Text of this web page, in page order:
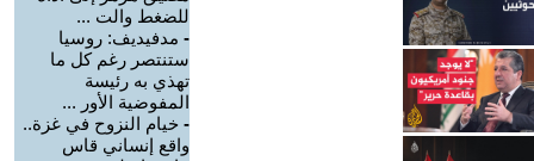
للضغط والت ...
- مدفيديف: روسيا
ستنتصر رغم كل ما
تهذي به رئيسة
المفوضية الأور ...
- خيام النزوح في غزة..
واقع إنساني قاس